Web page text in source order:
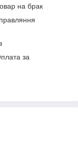
на брак
за